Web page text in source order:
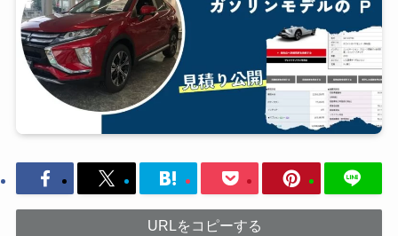
URLをコピーする